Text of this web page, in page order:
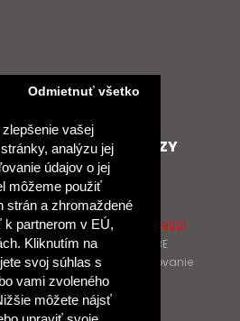
vašej
analýzu jej
údajov o jej
môžeme použiť
strán a zhromaždené
k partnerom v EÚ,
Kliknutím na
svoj súhlas s
vami zvoleného
môžete nájsť
Odmietnuť všetko
ĎALŠIE ODKAZY
O Raabe
O Klett
Naši autori
Certifikát kvality ISO 9001
Klientska zóna RAABE
Katalógy na prelistovanie